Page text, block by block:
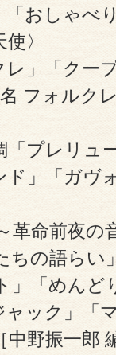
「おしゃべ
〉
」「クー
フォルク
「プレリュ
ド」「ガヴ
革命前夜の
ちの語らい
」「めんど
ック」「
野振一郎